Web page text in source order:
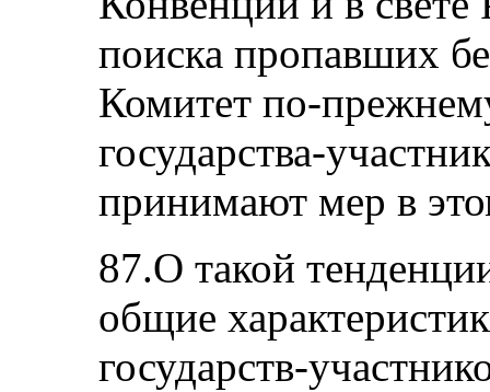
поиска пропавших
Комитет по-
государства-
принимают мер в
87.О такой
общие
государств-